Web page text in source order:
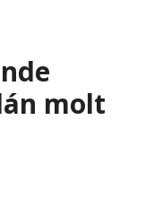
molt